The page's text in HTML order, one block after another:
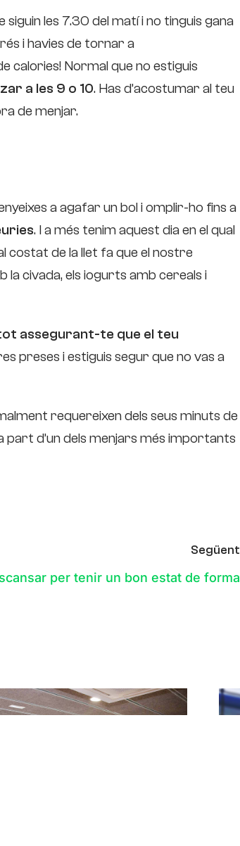
les 7.30 del matí i no tinguis gana
i havies de tornar a
calories! Normal que no estiguis
a les 9 o 10. Has d’acostumar al teu
de menjar.
a agafar un bol i omplir-ho fins a
. I a més tenim aquest dia en el qual
costat de la llet fa que el nostre
civada, els iogurts amb cereals i
assegurant-te que el teu
preses i estiguis segur que no vas a
requereixen dels seus minuts de
d’un dels menjars més importants
Següent
per tenir un bon estat de forma